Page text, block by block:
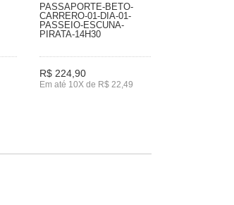
PASSAPORTE-BETO-
CARRERO-01-DIA-01-
PASSEIO-ESCUNA-
PIRATA-14H30
R$ 224,90
Em até 10X de R$ 22,49